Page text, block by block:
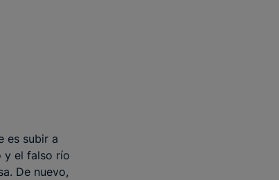
es subir a
y el falso río
De nuevo,